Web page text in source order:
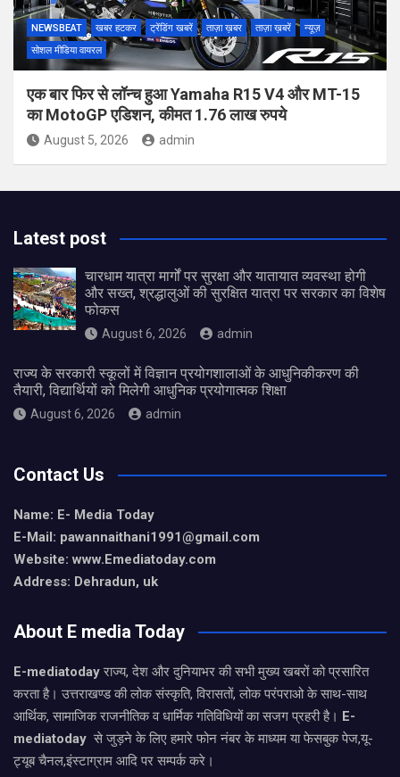
NEWSBEAT खबर हटकर ट्रेंडिंग खबरें ताज़ा ख़बर ताज़ा ख़बरें
न्यूज़
सोशल मीडिया वायरल
एक बार फिर से लॉन्च हुआ Yamaha R15 V4 और MT-15
का MotoGP एडिशन, कीमत 1.76 लाख रुपये
August 5, 2026 admin
Latest post
चारधाम यात्रा मार्गों पर सुरक्षा और यातायात व्यवस्था होगी
और सख्त, श्रद्धालुओं की सुरक्षित यात्रा पर सरकार का विशेष
फोकस
August 6, 2026 admin
राज्य के सरकारी स्कूलों में विज्ञान प्रयोगशालाओं के आधुनिकीकरण की
तैयारी, विद्यार्थियों को मिलेगी आधुनिक प्रयोगात्मक शिक्षा
August 6, 2026 admin
Contact Us
Name: E- Media Today
E-Mail: pawannaithani1991@gmail.com
Website: www.Emediatoday.com
Address: Dehradun, uk
About E media Today
E-mediatodayराज्य, देश और दुनियाभर की सभी मुख्य खबरों को प्रसारित
करता है। उत्तराखण्ड की लोक संस्कृति, विरासतों, लोक परंपराओ के साथ-साथ
आर्थिक, सामाजिक राजनीतिक व धार्मिक गतिविधियों का सजग प्रहरी है। E-
mediatoday से जुड़ने के लिए हमारे फोन नंबर के माध्यम या फेसबुक पेज,यू-
ट्यूब चैनल,इंस्टाग्राम आदि पर सम्पर्क करे।